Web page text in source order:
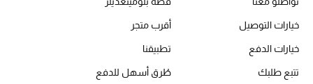
العناية بالبشرة
مستحضرات العناية
خيارات التوصيل
خيارات الدفع
تتبع طلبك
أقرب متجر
تطبيقنا
طُرق أسهل للدفع